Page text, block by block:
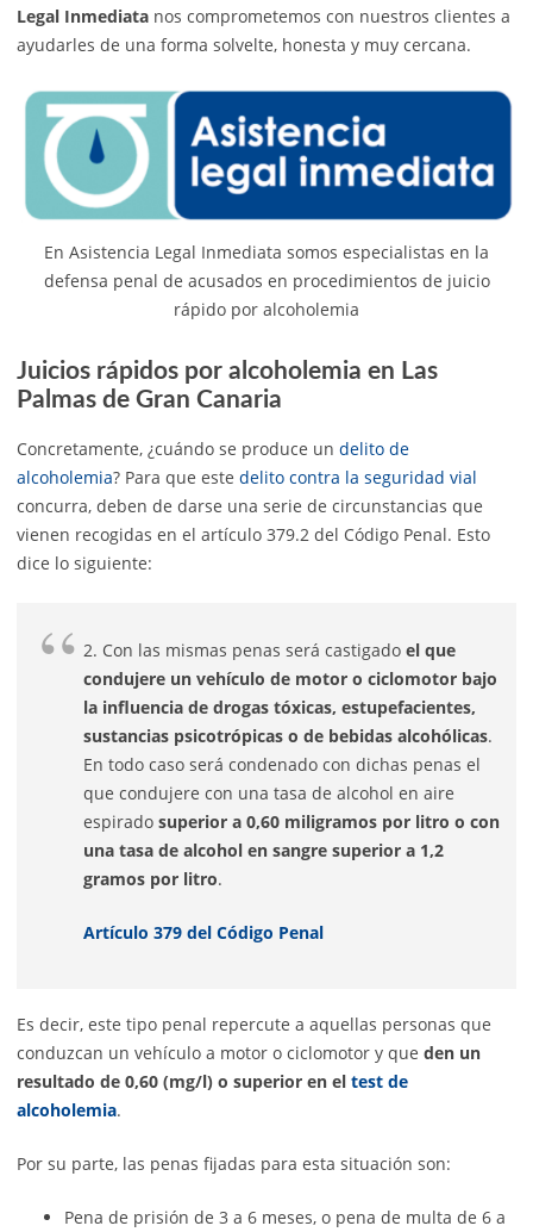
Legal Inmediata nos comprometemos con nuestros clientes a
ayudarles de una forma solvelte, honesta y muy cercana.
En Asistencia Legal Inmediata somos especialistas en la
defensa penal de acusados en procedimientos de juicio
rápido por alcoholemia
Juicios rápidos por alcoholemia en Las
Palmas de Gran Canaria
Concretamente, ¿cuándo se produce un delito de
alcoholemia? Para que este delito contra la seguridad vial
concurra, deben de darse una serie de circunstancias que
vienen recogidas en el artículo 379.2 del Código Penal. Esto
dice lo siguiente:
2. Con las mismas penas será castigado el que
condujere un vehículo de motor o ciclomotor bajo
la influencia de drogas tóxicas, estupefacientes,
sustancias psicotrópicas o de bebidas alcohólicas.
En todo caso será condenado con dichas penas el
que condujere con una tasa de alcohol en aire
espirado superior a 0,60 miligramos por litro o con
una tasa de alcohol en sangre superior a 1,2
gramos por litro.
Artículo 379 del Código Penal
Es decir, este tipo penal repercute a aquellas personas que
conduzcan un vehículo a motor o ciclomotor y que den un
resultado de 0,60 (mg/l) o superior en el test de
alcoholemia.
Por su parte, las penas fijadas para esta situación son:
Pena de prisión de 3 a 6 meses, o pena de multa de 6 a